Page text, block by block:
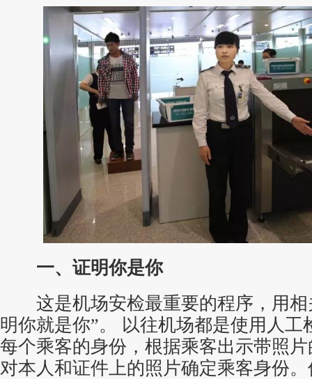
一、证明你是你
这是机场安检最重要的程序，用相
明你就是你”。 以往机场都是使用人工
每个乘客的身份，根据乘客出示带照
对本人和证件上的照片确定乘客身份